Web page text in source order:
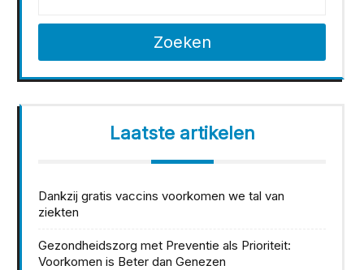
Zoeken
Laatste artikelen
Dankzij gratis vaccins voorkomen we tal van
ziekten
Gezondheidszorg met Preventie als Prioriteit:
Voorkomen is Beter dan Genezen